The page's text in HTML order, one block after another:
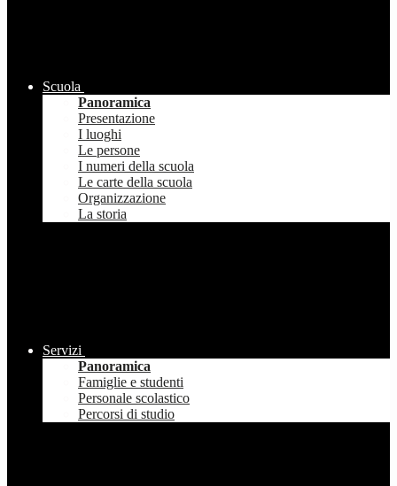
Scuola
Panoramica
Presentazione
I luoghi
Le persone
I numeri della scuola
Le carte della scuola
Organizzazione
La storia
Servizi
Panoramica
Famiglie e studenti
Personale scolastico
Percorsi di studio